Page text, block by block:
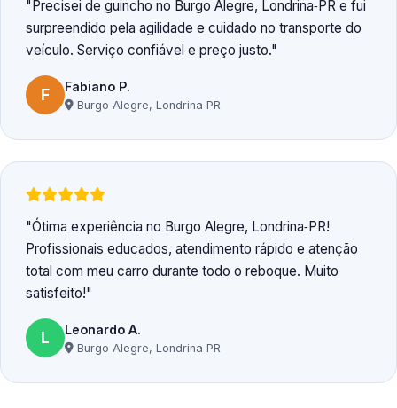
Precisei de guincho no Burgo Alegre, Londrina‑PR e fui
surpreendido pela agilidade e cuidado no transporte do
veículo. Serviço confiável e preço justo.
F Fabiano P.
Burgo Alegre, Londrina‑PR
Ótima experiência no Burgo Alegre, Londrina‑PR!
Profissionais educados, atendimento rápido e atenção
total com meu carro durante todo o reboque. Muito
satisfeito!
L Leonardo A.
Burgo Alegre, Londrina‑PR